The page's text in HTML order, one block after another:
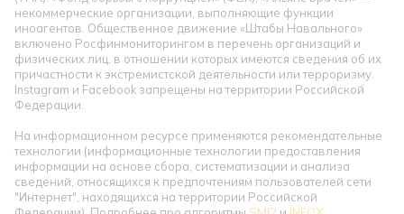
некоммерческие организации, выполняющие функции
иноагентов. Общественное движение «Штабы Навального»
включено Росфинмониторингом в перечень организаций и
физических лиц, в отношении которых имеются сведения об их
причастности к экстремистской деятельности или терроризму.
Instagram и Facebook запрещены на территории Российской
Федерации.
На информационном ресурсе применяются рекомендательные
технологии (информационные технологии предоставления
информации на основе сбора, систематизации и анализа
сведений, относящихся к предпочтениям пользователей сети
"Интернет", находящихся на территории Российской